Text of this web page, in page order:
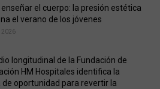
enseñar el cuerpo: la presión estética
el verano de los jóvenes
2026
longitudinal de la Fundación de
HM Hospitales identifica la
oportunidad para revertir la